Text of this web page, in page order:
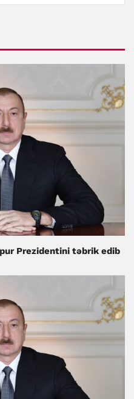
Prezidentini təbrik edib